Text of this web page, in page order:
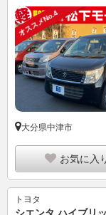
オススメNo.4
大分県中津市
お気に入
トヨタ